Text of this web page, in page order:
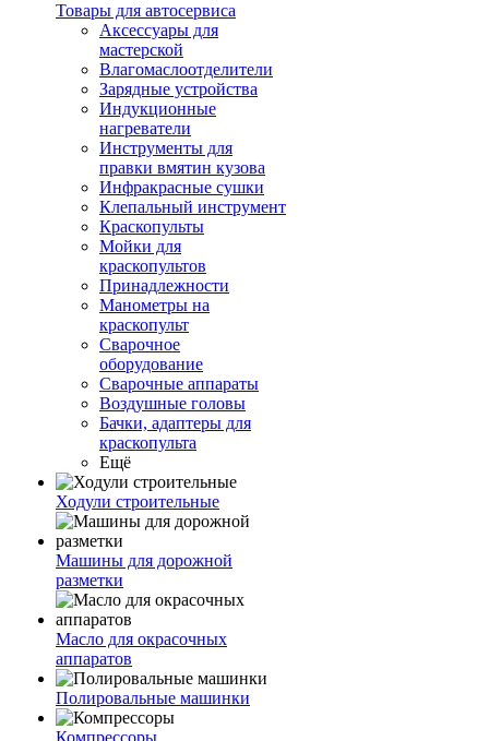
Товары для автосервиса
Аксессуары для
мастерской
Влагомаслоотделители
Зарядные устройства
Индукционные
нагреватели
Инструменты для
правки вмятин кузова
Инфракрасные сушки
Клепальный инструмент
Краскопульты
Мойки для
краскопультов
Принадлежности
Манометры на
краскопульт
Сварочное
оборудование
Сварочные аппараты
Воздушные головы
Бачки, адаптеры для
краскопульта
Ещё
Ходули строительные
Машины для дорожной
разметки
Масло для окрасочных
аппаратов
Полировальные машинки
Компрессоры